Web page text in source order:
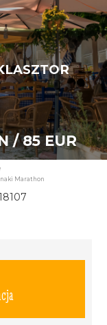
/ 85 EUR
Marathon